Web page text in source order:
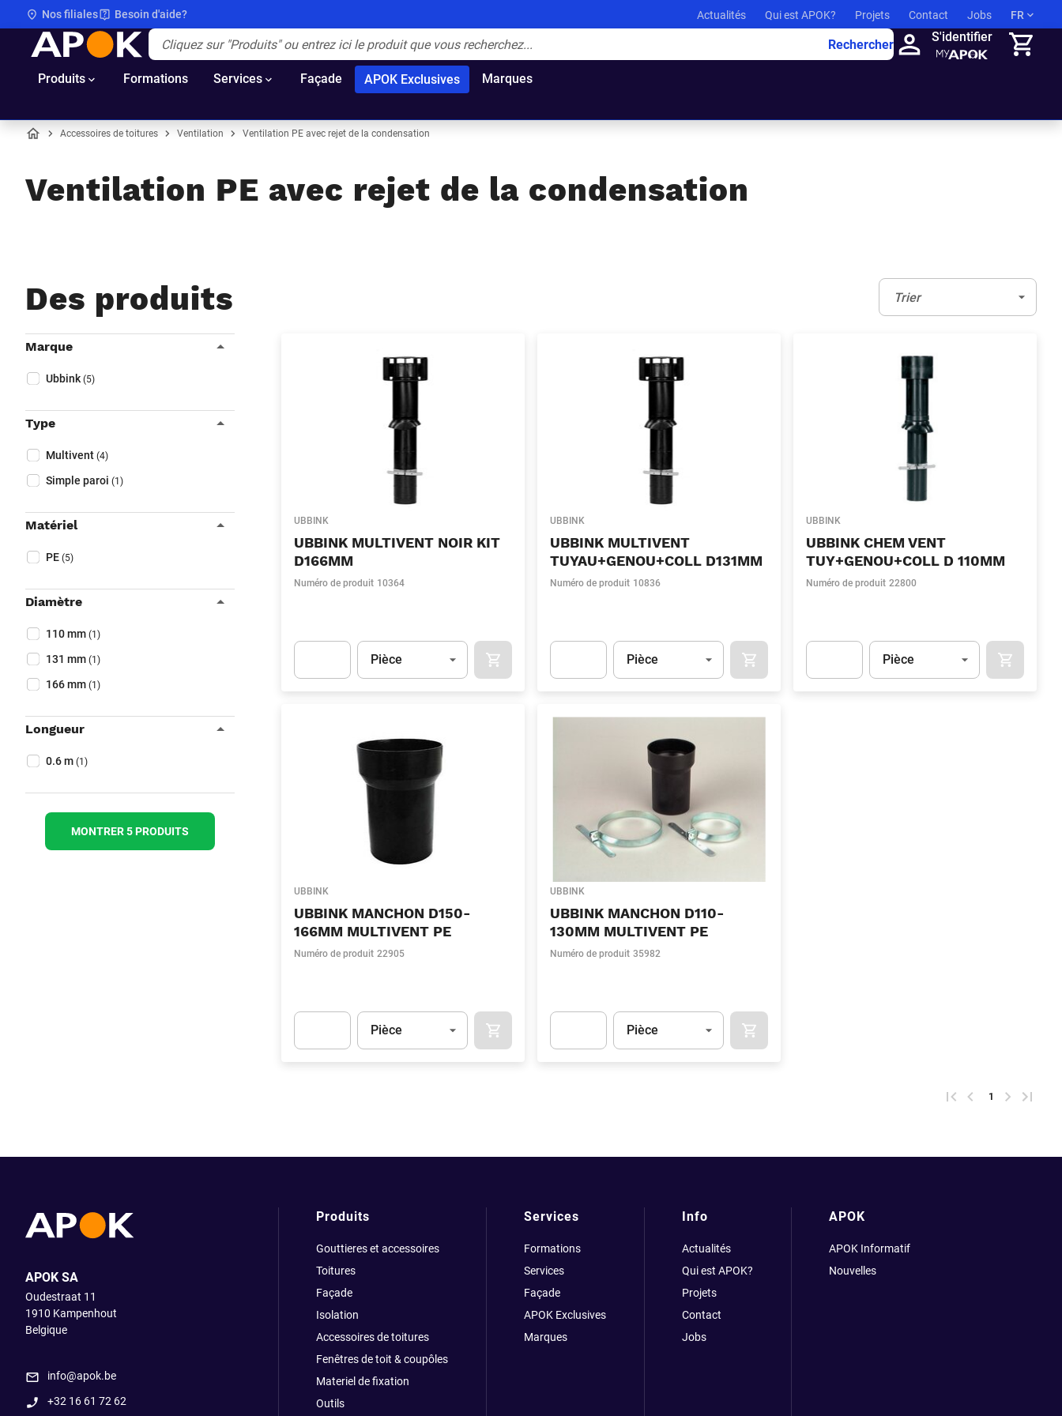
Nos filiales Besoin d'aide? Actualités Qui est APOK? Projets Contact Jobs FR
APOK Rechercher
S'identifier
Produits Formations Services Façade APOK Exclusives Marques
Accessoires de toitures Ventilation Ventilation PE avec rejet de la condensation
Ventilation PE avec rejet de la condensation
Des produits Trier:
Trier
Filtres
Fermer filtres
Marque
Marque (Optionnel)
Ubbink (5)
Type
Type (Optionnel)
Multivent (4)
Simple paroi (1)
Matériel
Matériel (Optionnel)
PE (5)
Diamètre
Diamètre (Optionnel)
110 mm (1)
131 mm (1)
166 mm (1)
Longueur
Longueur (Optionnel)
0.6 m (1)
MONTRER 5 PRODUITS
UBBINK
UBBINK MULTIVENT NOIR KIT
D166MM
Numéro de produit 10364
Unité
Pièce APOK.CATEGORY.PRODUCTS.CART.ADDTOCART
UBBINK
UBBINK MULTIVENT
TUYAU+GENOU+COLL D131MM
Numéro de produit 10836
Unité
Pièce APOK.CATEGORY.PRODUCTS.CART.ADDTOCART
UBBINK
UBBINK CHEM VENT
TUY+GENOU+COLL D 110MM
Numéro de produit 22800
Unité
Pièce
UBBINK
UBBINK MANCHON D150-
166MM MULTIVENT PE
Numéro de produit 22905
Unité
Pièce APOK.CATEGORY.PRODUCTS.CART.ADDTOCART
UBBINK
UBBINK MANCHON D110-
130MM MULTIVENT PE
Numéro de produit 35982
Unité
Pièce APOK.CATEGORY.PRODUCTS.CART.ADDTOCART
Première page
Page précédente
1 Prochaine
APOK SA
Oudestraat 11
1910 Kampenhout
Belgique
info@apok.be
+32 16 61 72 62
Produits
Gouttieres et accessoires
Toitures
Façade
Isolation
Accessoires de toitures
Fenêtres de toit & coupôles
Materiel de fixation
Outils
Services
Formations
Services
Façade
APOK Exclusives
Marques
Info
Actualités
Qui est APOK?
Projets
Contact
Jobs
APOK
APOK Informatif
Nouvelles